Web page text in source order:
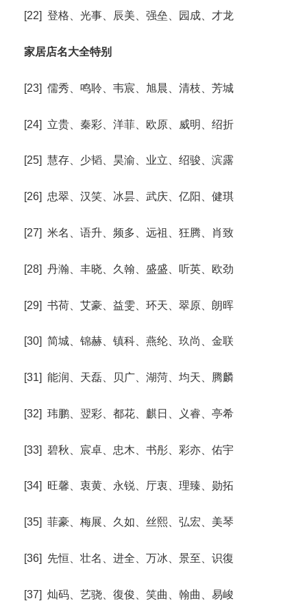
[22] 登格、光事、辰美、强垒、园成、才龙
家居店名大全特别
[23] 儒秀、鸣聆、韦宸、旭晨、清枝、芳城
[24] 立贵、秦彩、洋菲、欧原、威明、绍折
[25] 慧存、少韬、昊渝、业立、绍骏、滨露
[26] 忠翠、汉笑、冰昙、武庆、亿阳、健琪
[27] 米名、语升、频多、远祖、狂腾、肖致
[28] 丹瀚、丰晓、久翰、盛盛、听英、欧劲
[29] 书荷、艾豪、益雯、环天、翠原、朗晖
[30] 简城、锦赫、镇科、燕纶、玖尚、金联
[31] 能润、天磊、贝广、湖菏、均天、腾麟
[32] 玮鹏、翌彩、都花、麒日、义睿、亭希
[33] 碧秋、宸卓、忠木、书彤、彩亦、佑宇
[34] 旺馨、衷黄、永锐、厅衷、理臻、勋拓
[35] 菲豪、梅展、久如、丝熙、弘宏、美琴
[36] 先恒、壮名、进全、万冰、景至、识復
[37] 灿码、艺骁、復俊、笑曲、翰曲、易峻